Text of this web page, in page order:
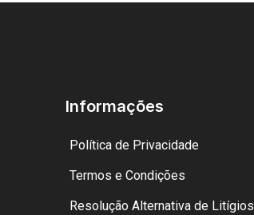
Informações
Política de Privacidade
Termos e Condições
Resolução Alternativa de Litígios